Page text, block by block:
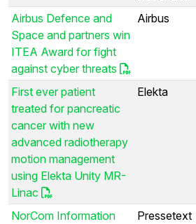
Airbus Defence and
Space and partners win
ITEA Award for fight
against cyber threats
Airbus
First ever patient
treated for pancreatic
cancer with new
advanced radiotherapy
motion management
using Elekta Unity MR-
Linac
Elekta
NorCom Information
Pressetext